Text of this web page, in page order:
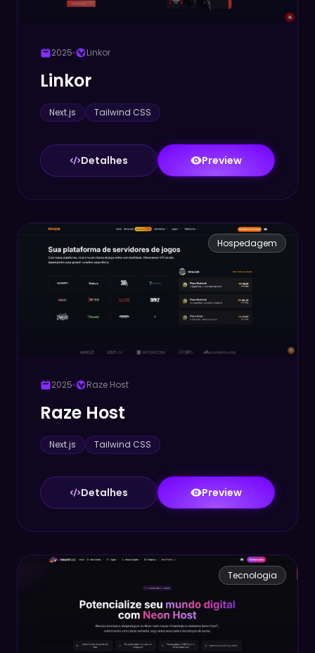
2025 Linkor
Linkor
Next.js Tailwind CSS
Detalhes Preview
Hospedagem
2025 Raze Host
Raze Host
Next.js Tailwind CSS
Detalhes Preview
Tecnologia